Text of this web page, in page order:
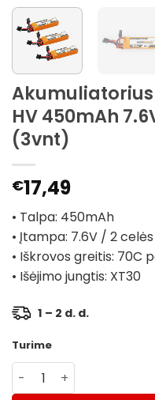
Akumuliatorius
HV 450mAh
(3vnt)
€17,49
• Talpa: 450mAh
• Įtampa: 7.6V / 2 celės
• Iškrovos greitis: 70C
• Išėjimo jungtis: XT30
1 – 2 d. d.
Turime
produkto kiekis: